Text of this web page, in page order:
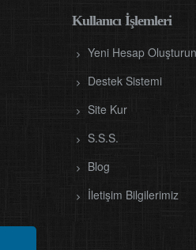
Kullanıcı İşlemleri
Yeni Hesap Oluşturun
Destek Sistemi
Site Kur
S.S.S.
Blog
İletişim Bilgilerimiz